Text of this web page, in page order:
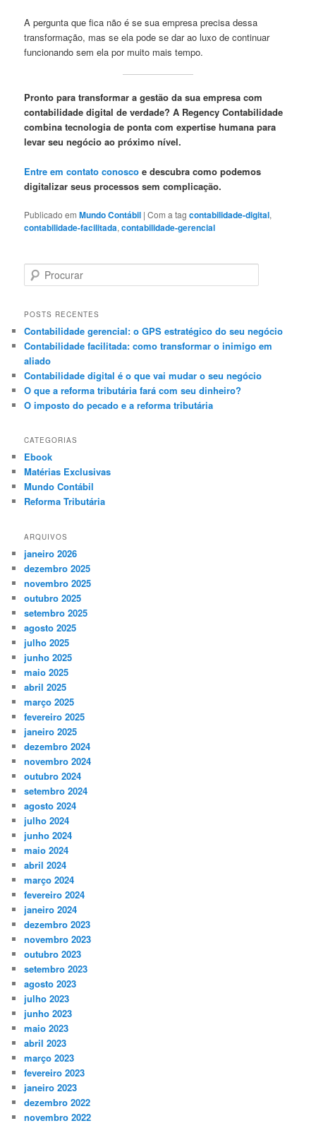
A pergunta que fica não é se sua empresa precisa dessa
transformação, mas se ela pode se dar ao luxo de continuar
funcionando sem ela por muito mais tempo.
Pronto para transformar a gestão da sua empresa com
contabilidade digital de verdade? A Regency Contabilidade
combina tecnologia de ponta com expertise humana para
levar seu negócio ao próximo nível.
Entre em contato conosco e descubra como podemos
digitalizar seus processos sem complicação.
Publicado em Mundo Contábil |Com a tagcontabilidade-digital,
contabilidade-facilitada,contabilidade-gerencial
e
q
i
s
a
r
POSTS RECENTES
Contabilidade gerencial: o GPS estratégico do seu negócio
Contabilidade facilitada: como transformar o inimigo em
aliado
Contabilidade digital é o que vai mudar o seu negócio
O que a reforma tributária fará com seu dinheiro?
O imposto do pecado e a reforma tributária
CATEGORIAS
Ebook
Matérias Exclusivas
Mundo Contábil
Reforma Tributária
ARQUIVOS
janeiro 2026
dezembro 2025
novembro 2025
outubro 2025
setembro 2025
agosto 2025
julho 2025
junho 2025
maio 2025
abril 2025
março 2025
fevereiro 2025
janeiro 2025
dezembro 2024
novembro 2024
outubro 2024
setembro 2024
agosto 2024
julho 2024
junho 2024
maio 2024
abril 2024
março 2024
fevereiro 2024
janeiro 2024
dezembro 2023
novembro 2023
outubro 2023
setembro 2023
agosto 2023
julho 2023
junho 2023
maio 2023
abril 2023
março 2023
fevereiro 2023
janeiro 2023
dezembro 2022
novembro 2022